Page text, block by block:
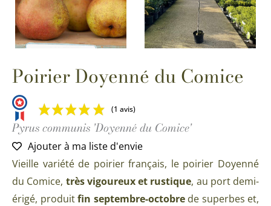
Poirier Doyenné du Comice
(1 avis)
Pyrus communis 'Doyenné du Comice'
Ajouter à ma liste d'envie
Vieille variété de poirier français, le poirier Doyenné
du Comice, très vigoureux et rustique, au port demi-
érigé, produitfin septembre-octobrede superbes et,